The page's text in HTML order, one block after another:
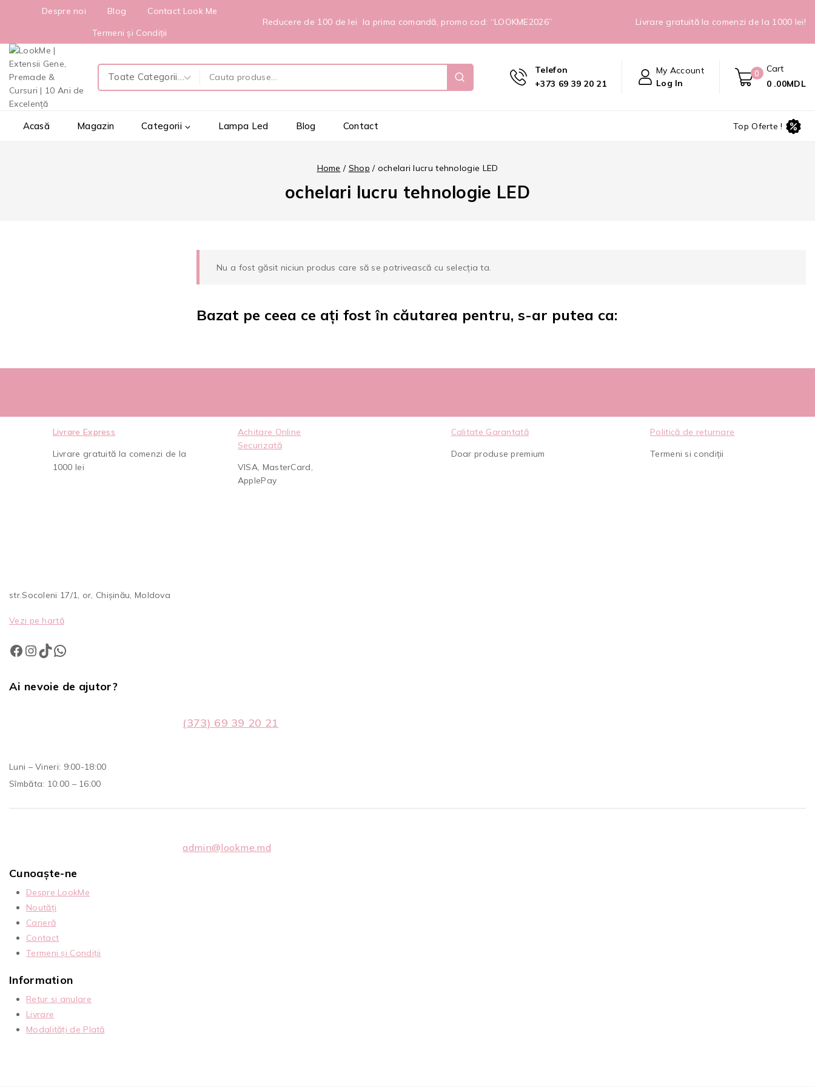
Despre noi Blog
Contact Look Me
Termeni și Condiții
Reducere de 100 de lei la prima comandă, promo cod: “LOOKME2026” Livrare gratuită la comenzi de la 1000 lei!
Telefon
+373 69 39 20 21
My Account
Log In
0
Cart
0 .00MDL
Acasă Magazin Categorii Lampa Led Blog Contact Top Oferte !
Home / Shop / ochelari lucru tehnologie LED
ochelari lucru tehnologie LED
Nu a fost găsit niciun produs care să se potrivească cu selecția ta.
Bazat pe ceea ce ați fost în căutarea pentru, s-ar putea ca:
Livrare Express
Livrare gratuită la comenzi de la
1000 lei
Achitare Online
Securizată
VISA, MasterCard,
ApplePay
Calitate Garantată
Doar produse premium
Politică de returnare
Termeni si condiții
str.Socoleni 17/1, or, Chișinău, Moldova
Vezi pe hartă
Ai nevoie de ajutor?
(373) 69 39 20 21
Luni – Vineri: 9:00-18:00
Sîmbăta: 10:00 – 16:00
admin@lookme.md
Cunoaște-ne
Despre LookMe
Noutăți
Carieră
Contact
Termeni și Condiții
Information
Retur si anulare
Livrare
Modalități de Plată